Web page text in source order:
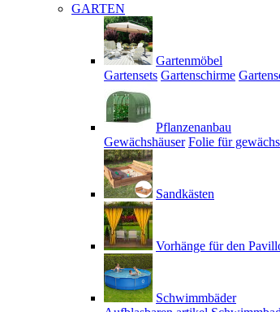
GARTEN
Gartenmöbel
Gartensets Gartenschirme
Pflanzenanbau
Gewächshäuser Folie für
Sandkästen
Vorhänge für den
Schwimmbäder